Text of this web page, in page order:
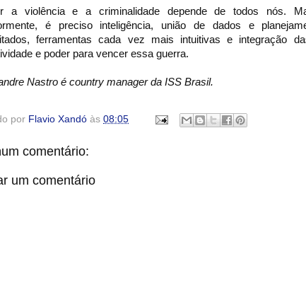
a violência e a criminalidade depende de todos nós.
é preciso inteligência, união de dados e
ferramentas cada vez mais intuitivas e integração
e poder para vencer essa guerra.
Nastro é country manager da ISS Brasil.
por Flavio Xandó às 08:05
comentário:
um comentário